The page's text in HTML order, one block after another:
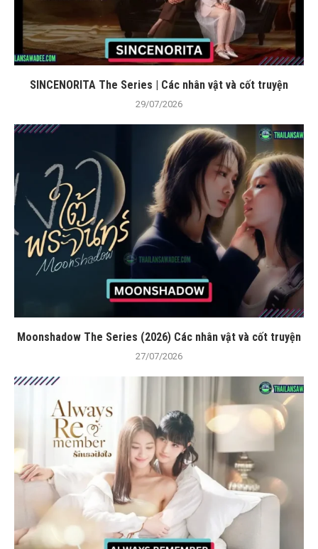
SINCENORITA The Series | Các nhân vật và cốt truyện
29/07/2026
Moonshadow The Series (2026) Các nhân vật và cốt truyện
27/07/2026